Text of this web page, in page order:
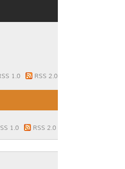
1.0 RSS 2.0
1.0 RSS 2.0